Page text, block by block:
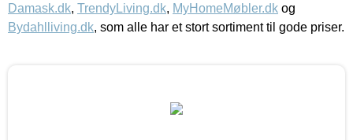
Damask.dk, TrendyLiving.dk, MyHomeMøbler.dk og
Bydahlliving.dk, som alle har et stort sortiment til gode priser.